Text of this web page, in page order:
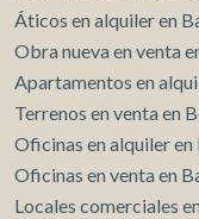
Áticos en alquiler en
Obra nueva en venta
Apartamentos en
Terrenos en venta en
Oficinas en alquiler en
Oficinas en venta en
Locales comerciales